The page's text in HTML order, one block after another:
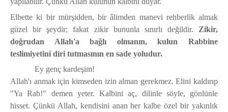
Elbette ki bir mürşidden, bir âlimden manevi rehberlik almak
güzel bir şeydir; fakat zikir bununla sınırlı değildir. Zikir,
doğrudan Allah'a bağlı olmanın, kulun Rabbine
teslimiyetini diri tutmasının en sade yoludur.
Ey genç kardeşim!
Allah'ı anmak için kimseden izin alman gerekmez. Elini kaldırıp
"Ya Rab!" demen yeter. Kalbini aç, dilinle söyle, gönlünle
hisset. Çünkü Allah, kendisini anan her kalbe özel bir yakınlık